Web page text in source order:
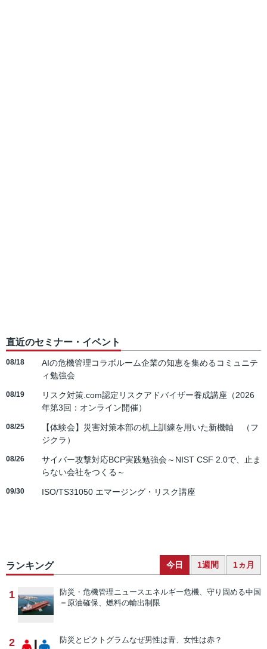
直近のセミナー・イベント
08/18
AIの危機管理コラボルーム企業の知恵を集めるコミュニテ
ィ勉強会
08/19
リスク対策.com認定リスクアドバイザー養成講座（2026
年第3回：オンライン開催）
08/25
【体験会】災害対策本部の机上訓練を用いた新機軸 （フ
ジクラ）
08/26
サイバー攻撃対応BCP実践勉強会～NIST CSF 2.0で、止ま
らない会社をつくる～
09/30 ISO/TS31050 エマージング・リスク講座
ランキング 今日 1週間 1ヵ月
1 防災・危機管理ニュース エネルギー危機、守り固める中国
＝原油確保、燃料の輸出制限
2 防災とピクトグラムなぜ男性は青、女性は赤？